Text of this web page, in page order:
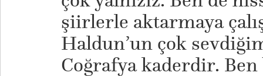
şiirlerle aktarmaya
Haldun’un çok
Coğrafya kaderdir. Ben